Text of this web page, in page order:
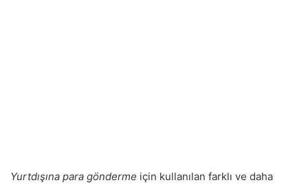
Yurtdışına para gönderme için kullanılan farklı ve daha